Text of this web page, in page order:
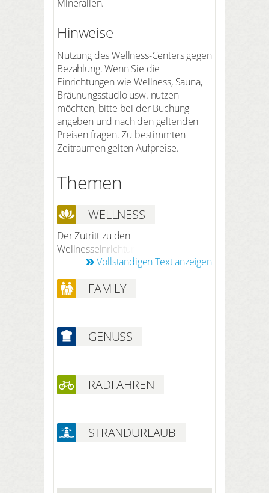
Mineralien.
Hinweise
Nutzung des Wellness-Centers gegen
Bezahlung. Wenn Sie die
Einrichtungen wie Wellness, Sauna,
Bräunungsstudio usw. nutzen
möchten, bitte bei der Buchung
angeben und nach den geltenden
Preisen fragen. Zu bestimmten
Zeiträumen gelten Aufpreise.
Themen
WELLNESS
Der Zutritt zu den
Wellnesseinrichtungen ist ab 18
Jahren möglich. In den
prozentige Nacktheitsrichtlinie,
Badebekleidung ist nicht gestattet.
Saunen, darunter eine Acker-,
Kräuter- und Aufgusssauna
Ruhebereich Massagestühle
Fitnessraum
Vollständigen Text anzeigen
FAMILY
GENUSS
RADFAHREN
STRANDURLAUB